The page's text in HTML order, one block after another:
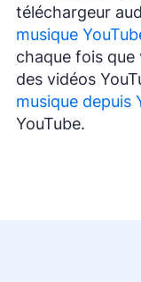
téléchargeur
musique
chaque fois que
des vidéos
musique depuis
YouTube.